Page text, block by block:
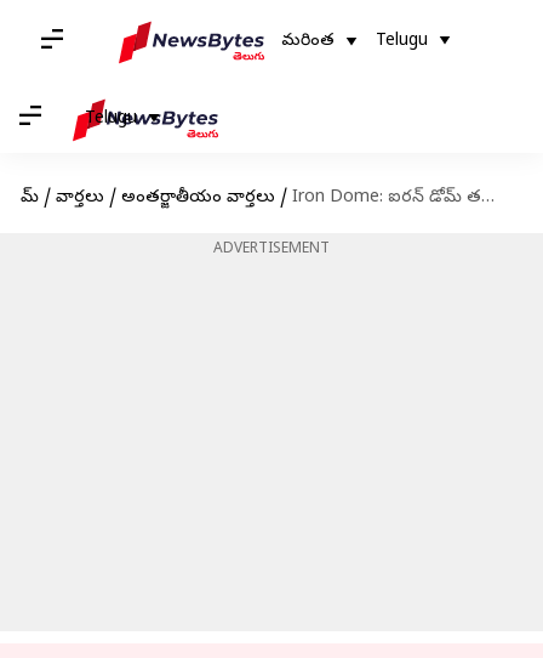
మరింత Telugu
Telugu
హోమ్ / వార్తలు / అంతర్జాతీయం వార్తలు / Iron Dome: ఐరన్‌ డోమ్‌ తయారీకి అమెరికా సిద్ధం.. ట్రంప్‌ ప్రకటన
ADVERTISEMENT